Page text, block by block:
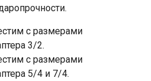
с размерами
3/2.
с размерами
5/4 и 7/4.